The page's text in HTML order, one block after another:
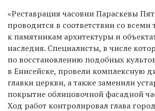
«Реставрация часовни Параскевы
проводится в соответствии со
к памятникам архитектуры и
наследия. Специалисты, в числе
по восстановлению подобных
в Енисейске, провели комплексную
главки церкви, а также заменили
покрытие облицовочной фасадной
Ход работ контролировал глава